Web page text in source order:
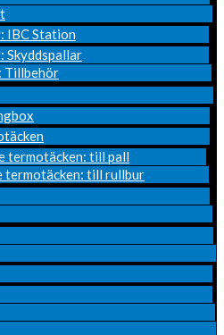
IBC Station
Skyddspallar
Tillbehör
termotäcken: till pall
termotäcken: till rullbur